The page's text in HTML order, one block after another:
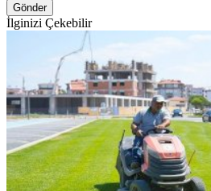
Gönder
İlginizi Çekebilir